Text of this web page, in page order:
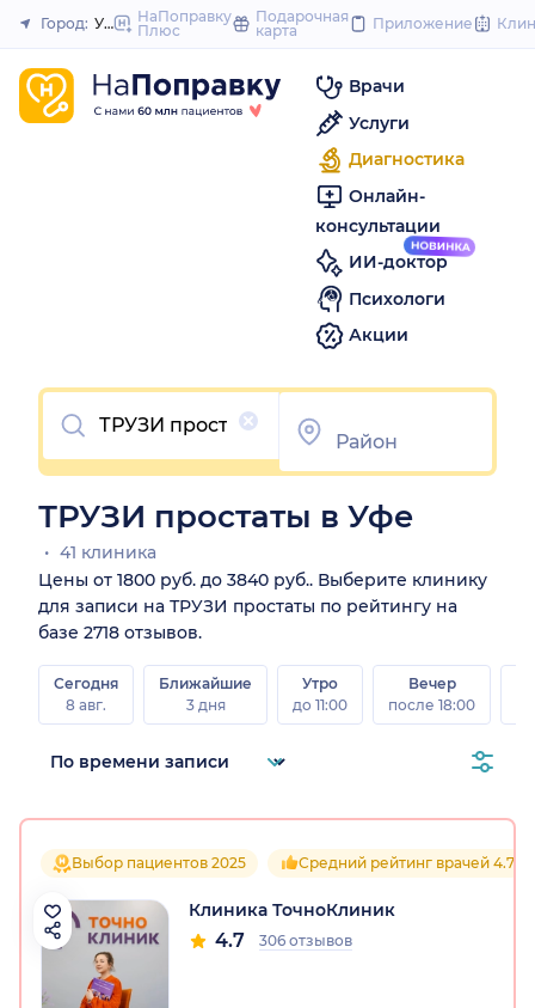
to
Закрыть
Город: Уфа
НаПоправку
Плюс
Подарочная
карта
Приложение
Врачи
Услуги
Диагностика
Онлайн-
консультации
ИИ-доктор
Психологи
Акции
Очистить
ТРУЗИ простаты в Уфе
41 клиника
Цены от 1800 руб. до 3840 руб.. Выберите клинику
для записи на ТРУЗИ простаты по рейтингу на
базе 2718 отзывов.
Сегодня
8 авг.
Ближайшие
3 дня
Утро
до 11:00
Вечер
после 18:00
Выбор пациентов 2025 Средний рейтинг врачей 4.7
Клиника ТочноКлиник
4.7 306 отзывов